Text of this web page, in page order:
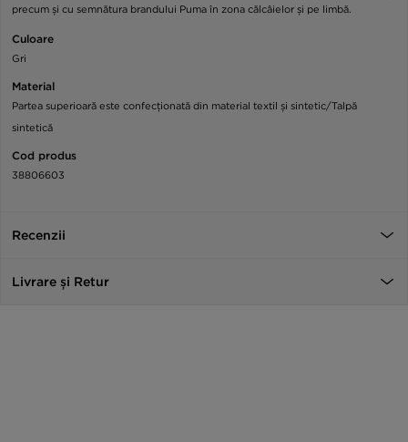
precum și cu semnătura brandului Puma în zona călcâielor și pe limbă.
Culoare
Gri
Material
Partea superioară este confecționată din material textil și sintetic/Talpă
sintetică
Cod produs
38806603
Recenzii
Livrare și Retur